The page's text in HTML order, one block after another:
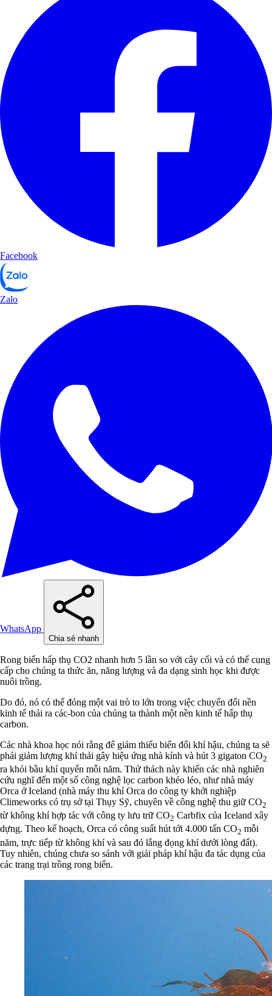
Facebook
Zalo
WhatsApp
Chia sẻ nhanh
Rong biển hấp thụ CO2 nhanh hơn 5 lần so với cây cối và có thể cung
cấp cho chúng ta thức ăn, năng lượng và đa dạng sinh học khi được
nuôi trồng.
Do đó, nó có thể đóng một vai trò to lớn trong việc chuyển đổi nền
kinh tế thải ra các-bon của chúng ta thành một nền kinh tế hấp thụ
carbon.
Các nhà khoa học nói rằng để giảm thiểu biến đổi khí hậu, chúng ta sẽ
phải giảm lượng khí thải gây hiệu ứng nhà kính và hút 3 gigaton CO2
ra khỏi bầu khí quyển mỗi năm. Thử thách này khiến các nhà nghiên
cứu nghĩ đến một số công nghệ lọc carbon khéo léo, như nhà máy
Orca ở Iceland (nhà máy thu khí Orca do công ty khởi nghiệp
Climeworks có trụ sở tại Thụy Sỹ, chuyên về công nghệ thu giữ CO2
từ không khí hợp tác với công ty lưu trữ CO2 Carbfix của Iceland xây
dựng. Theo kế hoạch, Orca có công suất hút tới 4.000 tấn CO2 mỗi
năm, trực tiếp từ không khí và sau đó lắng đọng khí dưới lòng đất).
Tuy nhiên, chúng chưa so sánh với giải pháp khí hậu đa tác dụng của
các trang trại trồng rong biển.